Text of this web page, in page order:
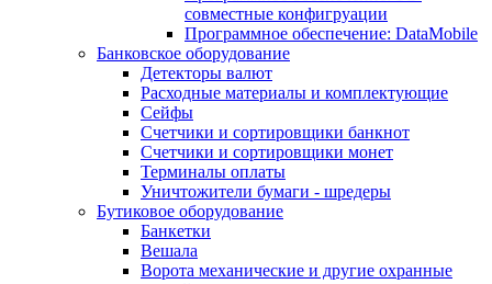
совместные конфигруации
Программное обеспечение: DataMobile
Банковское оборудование
Детекторы валют
Расходные материалы и комплектующие
Сейфы
Счетчики и сортировщики банкнот
Счетчики и сортировщики монет
Терминалы оплаты
Уничтожители бумаги - шредеры
Бутиковое оборудование
Банкетки
Вешала
Ворота механические и другие охранные